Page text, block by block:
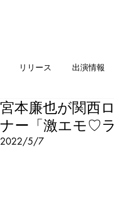
リリース 出演情報
宮本廉也が関西
ナー「激エモ♡
2022/5/7